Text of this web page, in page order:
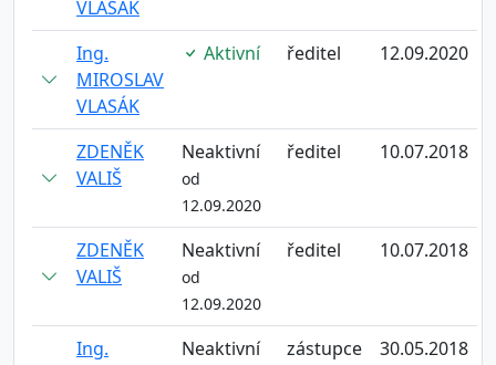
VLASÁK
Ing.
MIROSLAV
VLASÁK
Aktivní ředitel 12.09.2020
ZDENĚK
VALIŠ
Neaktivní
od
12.09.2020
ředitel 10.07.2018
ZDENĚK
VALIŠ
Neaktivní
od
12.09.2020
ředitel 10.07.2018
Ing.
Neaktivní
zástupce
30.05.2018